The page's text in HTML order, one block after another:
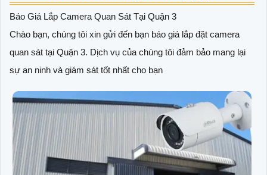
Báo Giá Lắp Camera Quan Sát Tại Quận 3
Chào bạn, chúng tôi xin gửi đến bạn báo giá lắp đặt camera
quan sát tại Quận 3. Dịch vụ của chúng tôi đảm bảo mang lại
sự an ninh và giám sát tốt nhất cho bạn